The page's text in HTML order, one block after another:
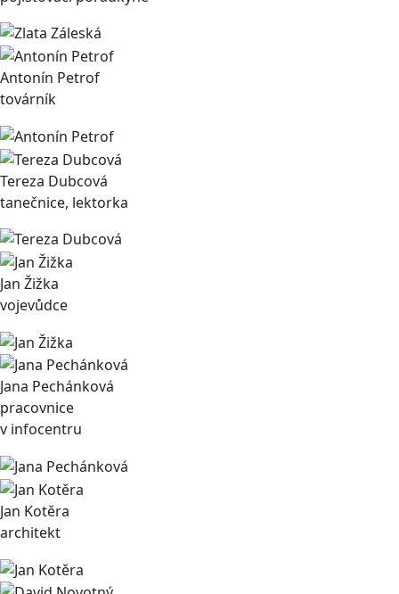
Antonín Petrof
továrník
Tereza Dubcová
tanečnice, lektorka
Jan Žižka
vojevůdce
Jana Pechánková
pracovnice
v infocentru
Jan Kotěra
architekt